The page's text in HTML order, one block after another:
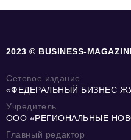
2023 © BUSINESS-
Сетевое издание
«ФЕДЕРАЛЬНЫЙ БИЗНЕС
Учредитель
ООО «РЕГИОНАЛЬНЫЕ
Главный редактор